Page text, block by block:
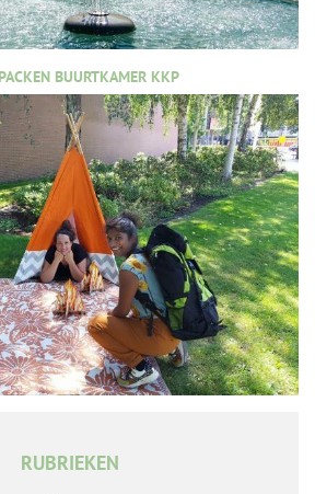
BUURTKAMER KKP
RUBRIEKEN